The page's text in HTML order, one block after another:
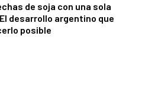
de soja con una sola
desarrollo argentino que
posible